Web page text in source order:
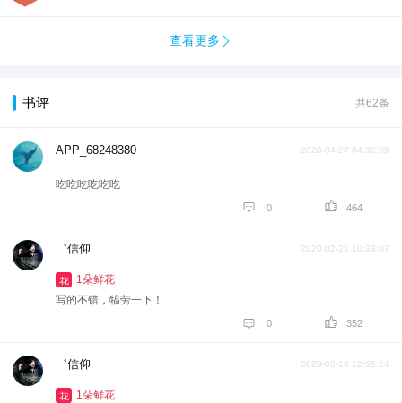
查看更多 
书评 共62条
APP_68248380 2020-04-27 04:32:09
吃吃吃吃吃吃
 0  464
゛信仰 2020-02-21 10:33:07
花
1朵鲜花
写的不错，犒劳一下！
 0  352
゛信仰 2020-02-14 12:05:24
花
1朵鲜花